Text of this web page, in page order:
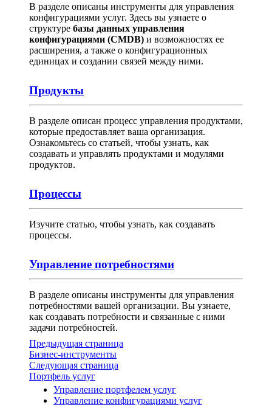
В разделе описаны инструменты для управления
конфигурациями услуг. Здесь вы узнаете о
структуре базы данных управления
конфигурациями (CMDB) и возможностях ее
расширения, а также о конфигурационных
единицах и создании связей между ними.
Продукты
В разделе описан процесс управления продуктами,
которые предоставляет ваша организация.
Ознакомьтесь со статьей, чтобы узнать, как
создавать и управлять продуктами и модулями
продуктов.
Процессы
Изучите статью, чтобы узнать, как создавать
процессы.
Управление потребностями
В разделе описаны инструменты для управления
потребностями вашей организации. Вы узнаете,
как создавать потребности и связанные с ними
задачи потребностей.
Предыдущая страница
Бизнес-инструменты
Следующая страница
Портфель услуг
Управление портфелем услуг
Управление конфигурациями услуг